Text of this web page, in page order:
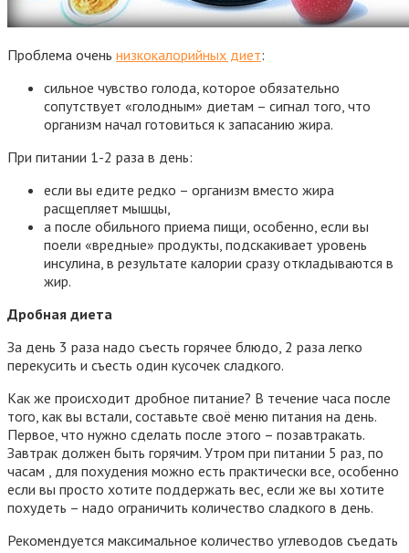
Проблема очень низкокалорийных диет:
сильное чувство голода, которое обязательно
сопутствует «голодным» диетам – сигнал того, что
организм начал готовиться к запасанию жира.
При питании 1-2 раза в день:
если вы едите редко – организм вместо жира
расщепляет мышцы,
а после обильного приема пищи, особенно, если вы
поели «вредные» продукты, подскакивает уровень
инсулина, в результате калории сразу откладываются в
жир.
Дробная диета
За день 3 раза надо съесть горячее блюдо, 2 раза легко
перекусить и съесть один кусочек сладкого.
Как же происходит дробное питание? В течение часа после
того, как вы встали, составьте своё меню питания на день.
Первое, что нужно сделать после этого – позавтракать.
Завтрак должен быть горячим. Утром при питании 5 раз, по
часам , для похудения можно есть практически все, особенно
если вы просто хотите поддержать вес, если же вы хотите
похудеть – надо ограничить количество сладкого в день.
Рекомендуется максимальное количество углеводов съедать